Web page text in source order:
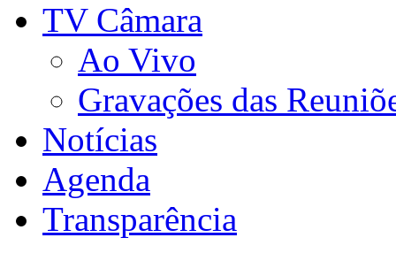
TV Câmara
Ao Vivo
Gravações das
Notícias
Agenda
Transparência